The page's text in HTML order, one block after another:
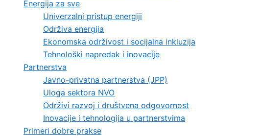
Energija za sve
Univerzalni pristup energiji
Održiva energija
Ekonomska održivost i socijalna inkluzija
Tehnološki napredak i inovacije
Partnerstva
Javno-privatna partnerstva (JPP)
Uloga sektora NVO
Održivi razvoj i društvena odgovornost
Inovacije i tehnologija u partnerstvima
Primeri dobre prakse